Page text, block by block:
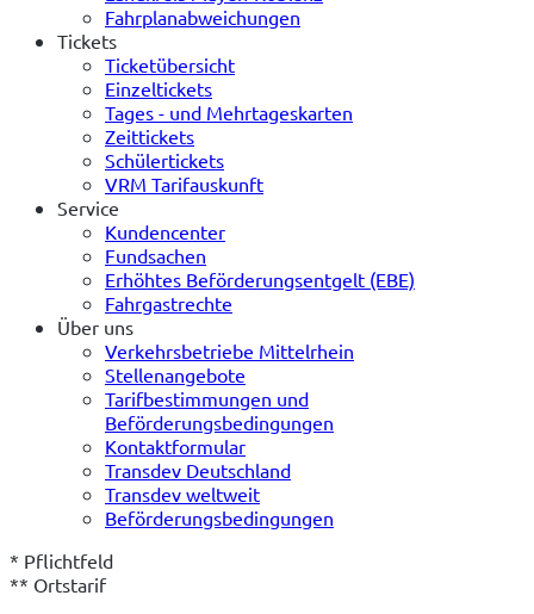
Fahrplanabweichungen
Tickets
Ticketübersicht
Einzeltickets
Tages - und Mehrtageskarten
Zeittickets
Schülertickets
VRM Tarifauskunft
Service
Kundencenter
Fundsachen
Erhöhtes Beförderungsentgelt (EBE)
Fahrgastrechte
Über uns
Verkehrsbetriebe Mittelrhein
Stellenangebote
Tarifbestimmungen und
Beförderungsbedingungen
Kontaktformular
Transdev Deutschland
Transdev weltweit
Beförderungsbedingungen
* Pflichtfeld
** Ortstarif